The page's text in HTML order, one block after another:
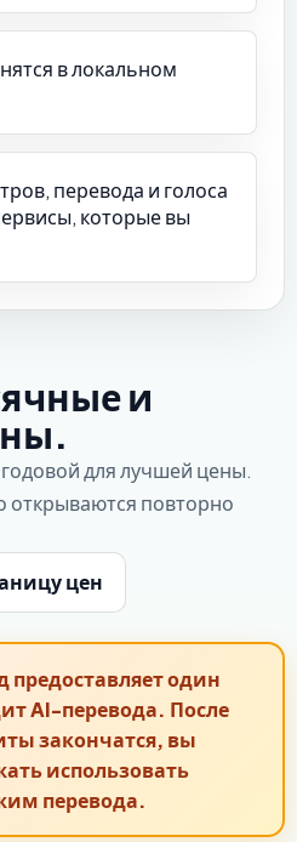
в локальном
перевода и голоса
которые вы
и
для лучшей цены.
открываются повторно
цен
один
AI-перевода. После
закончатся, вы
использовать
перевода.